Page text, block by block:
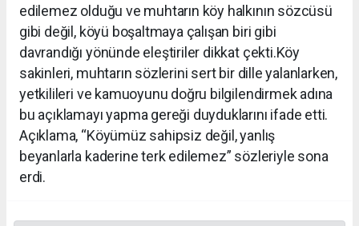
edilemez olduğu ve muhtarın köy halkının sözcüsü
gibi değil, köyü boşaltmaya çalışan biri gibi
davrandığı yönünde eleştiriler dikkat çekti.Köy
sakinleri, muhtarın sözlerini sert bir dille yalanlarken,
yetkilileri ve kamuoyunu doğru bilgilendirmek adına
bu açıklamayı yapma gereği duyduklarını ifade etti.
Açıklama, “Köyümüz sahipsiz değil, yanlış
beyanlarla kaderine terk edilemez” sözleriyle sona
erdi.